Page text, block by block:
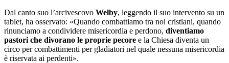
Dal canto suo l’arcivescovo Welby, leggendo il suo intervento su un
tablet, ha osservato: «Quando combattiamo tra noi cristiani, quando
rinunciamo a condividere misericordia e perdono, diventiamo
pastori che divorano le proprie pecore e la Chiesa diventa un
circo per combattimenti per gladiatori nel quale nessuna misericordia
è riservata ai perdenti».